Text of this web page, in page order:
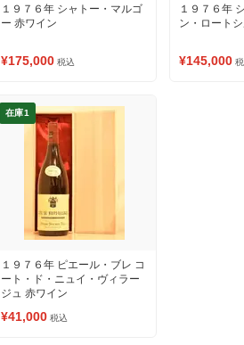
１９７６年 シャトー・マルゴ
ー 赤ワイン
¥175,000 税込
１９７６年
ン・ロート
¥145,000
在庫1
１９７６年 ピエール・ブレ コ
ート・ド・ニュイ・ヴィラー
ジュ 赤ワイン
¥41,000 税込